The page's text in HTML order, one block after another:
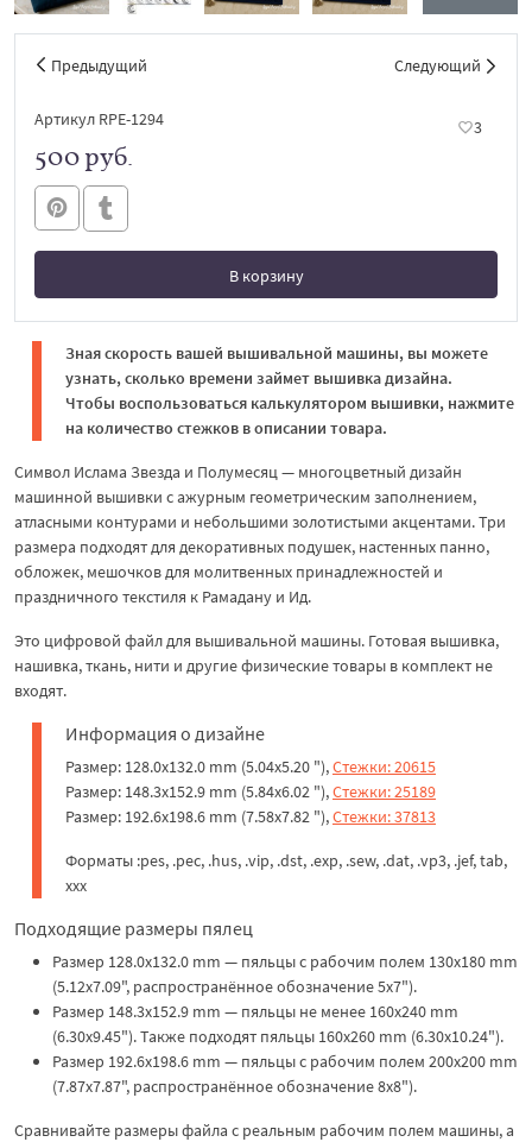
Предыдущий Следующий
Артикул RPE-1294 3
500 руб.
В корзину
В корзине
Зная скорость вашей вышивальной машины, вы можете
узнать, сколько времени займет вышивка дизайна.
Чтобы воспользоваться калькулятором вышивки, нажмите
на количество стежков в описании товара.
Символ Ислама Звезда и Полумесяц — многоцветный дизайн
машинной вышивки с ажурным геометрическим заполнением,
атласными контурами и небольшими золотистыми акцентами. Три
размера подходят для декоративных подушек, настенных панно,
обложек, мешочков для молитвенных принадлежностей и
праздничного текстиля к Рамадану и Ид.
Это цифровой файл для вышивальной машины. Готовая вышивка,
нашивка, ткань, нити и другие физические товары в комплект не
входят.
Информация о дизайне
Размер: 128.0x132.0 mm (5.04x5.20 "),Стежки: 20615
Размер: 148.3x152.9 mm (5.84x6.02 "),Стежки: 25189
Размер: 192.6x198.6 mm (7.58x7.82 "),Стежки: 37813
Форматы :pes, .pec, .hus, .vip, .dst, .exp, .sew, .dat, .vp3, .jef, tab,
xxx
Подходящие размеры пялец
Размер 128.0x132.0 mm — пяльцы с рабочим полем 130x180 mm
(5.12x7.09", распространённое обозначение 5x7").
Размер 148.3x152.9 mm — пяльцы не менее 160x240 mm
(6.30x9.45"). Также подходят пяльцы 160x260 mm (6.30x10.24").
Размер 192.6x198.6 mm — пяльцы с рабочим полем 200x200 mm
(7.87x7.87", распространённое обозначение 8x8").
Сравнивайте размеры файла с реальным рабочим полем машины, а